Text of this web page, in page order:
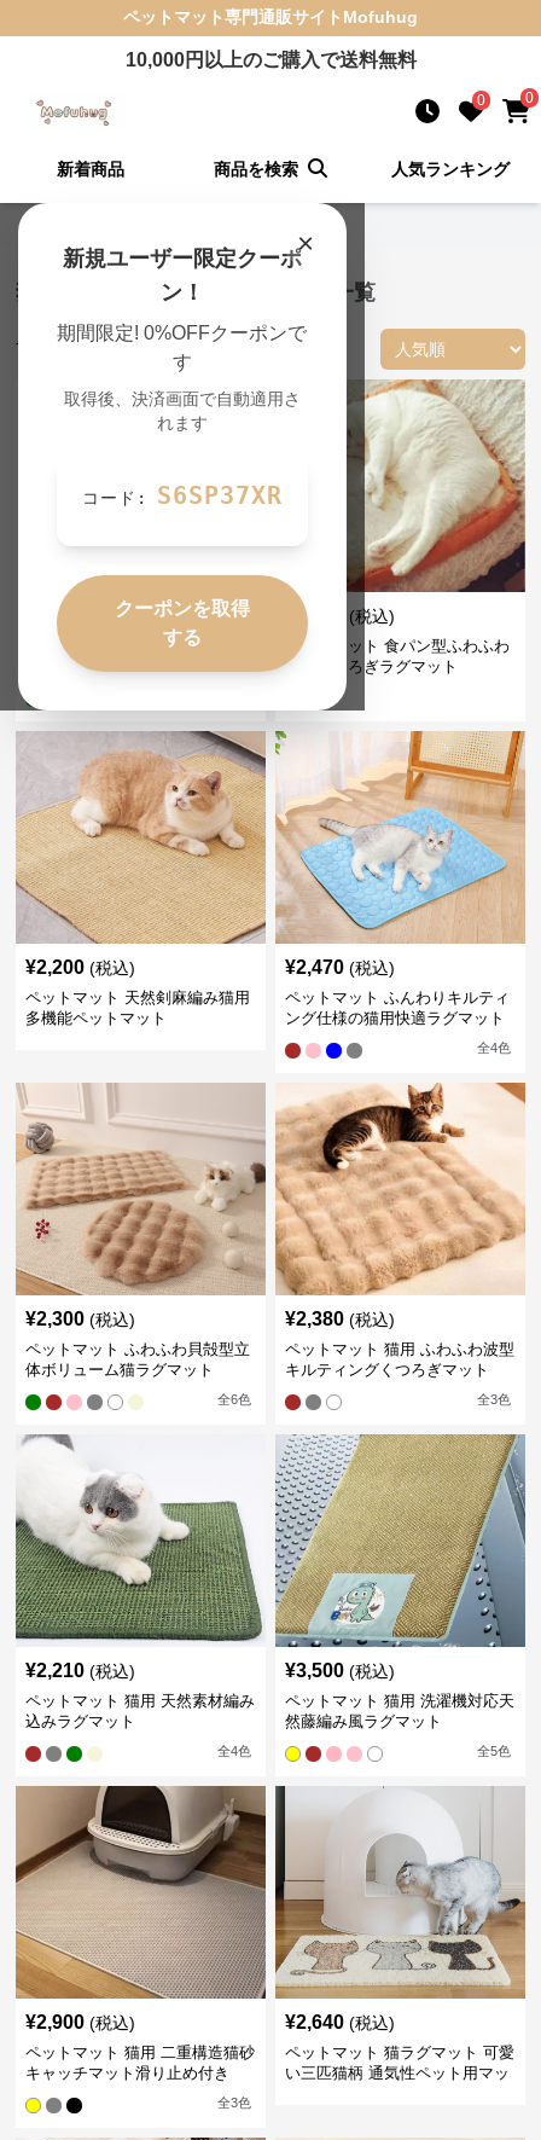
ペットマット専門通販サイト Mofuhug
10,000円以上のご購入で送料無料
0 0
新着商品 商品を検索 人気ランキング
×
新規ユーザー限定クーポ
ン！
期間限定! 0%OFFクーポンで
す
取得後、決済画面で自動適用さ
れます
コード: S6SP37XR
クーポンを取得
する
Mofuhug TOP
猫ラグマット ペットマット 商品一覧
74 件の商品が見つかりました
2,580 (税込)
ペットマット 夏用ひんやり爽快
い草編み猫ラグマット
3,430 (税込)
ペットマット 食パン型ふわふわ
猫用くつろぎラグマット
¥2,200 (税込)
ペットマット 天然剣麻編み猫用
多機能ペットマット
¥2,470 (税込)
ペットマット ふんわりキルティ
ング仕様の猫用快適ラグマット
全4色
¥2,300 (税込)
ペットマット ふわふわ貝殻型立
体ボリューム猫ラグマット
全6色
¥2,380 (税込)
ペットマット 猫用 ふわふわ波型
キルティングくつろぎマット
全3色
¥2,210 (税込)
ペットマット 猫用 天然素材編み
込みラグマット
全4色
¥3,500 (税込)
ペットマット 猫用 洗濯機対応天
然藤編み風ラグマット
全5色
¥2,900 (税込)
ペットマット 猫用 二重構造猫砂
キャッチマット滑り止め付き
全3色
¥2,640 (税込)
ペットマット 猫ラグマット 可愛
い三匹猫柄 通気性ペット用マッ